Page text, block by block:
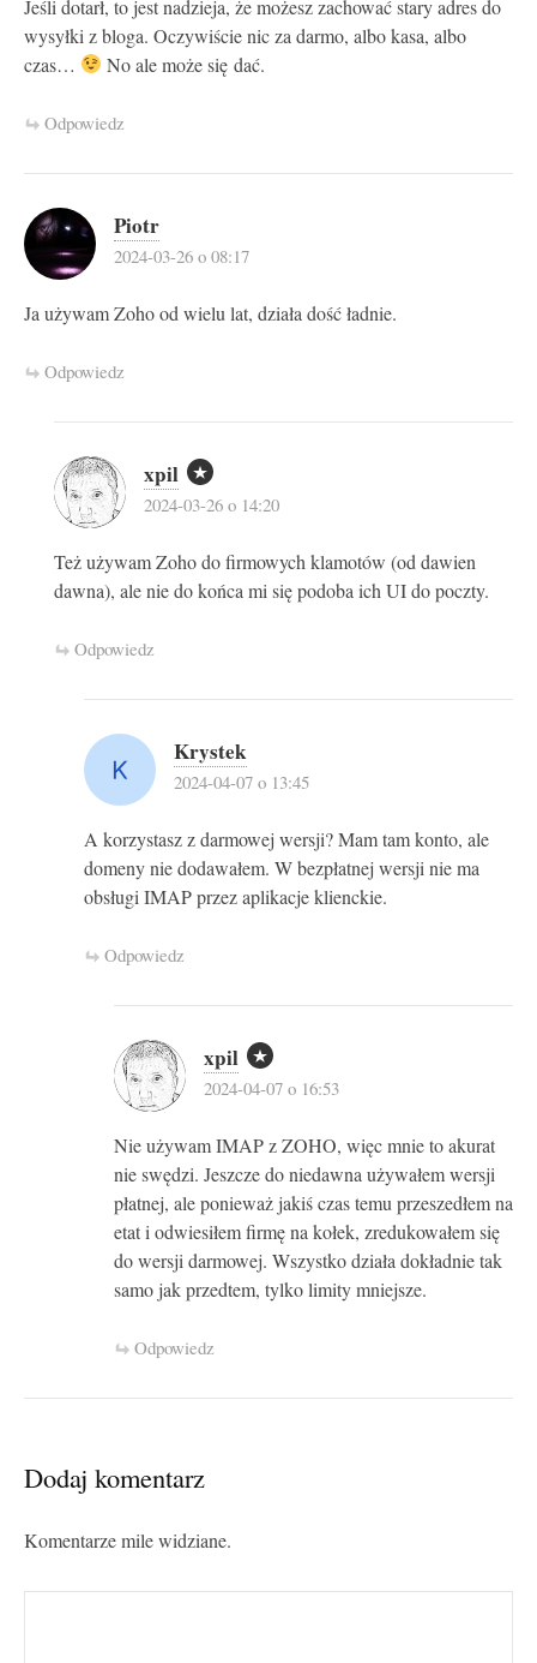
Jeśli dotarł, to jest nadzieja, że możesz zachować stary adres do
wysyłki z bloga. Oczywiście nic za darmo, albo kasa, albo
czas…
No ale może się dać.
Odpowiedz
Piotr
2024-03-26 o 08:17
Ja używam Zoho od wielu lat, działa dość ładnie.
Odpowiedz
xpil
2024-03-26 o 14:20
Też używam Zoho do firmowych klamotów (od dawien
dawna), ale nie do końca mi się podoba ich UI do poczty.
Odpowiedz
Krystek
2024-04-07 o 13:45
A korzystasz z darmowej wersji? Mam tam konto, ale
domeny nie dodawałem. W bezpłatnej wersji nie ma
obsługi IMAP przez aplikacje klienckie.
Odpowiedz
xpil
2024-04-07 o 16:53
Nie używam IMAP z ZOHO, więc mnie to akurat
nie swędzi. Jeszcze do niedawna używałem wersji
płatnej, ale ponieważ jakiś czas temu przeszedłem na
etat i odwiesiłem firmę na kołek, zredukowałem się
do wersji darmowej. Wszystko działa dokładnie tak
samo jak przedtem, tylko limity mniejsze.
Odpowiedz
Dodaj komentarz
Komentarze mile widziane.